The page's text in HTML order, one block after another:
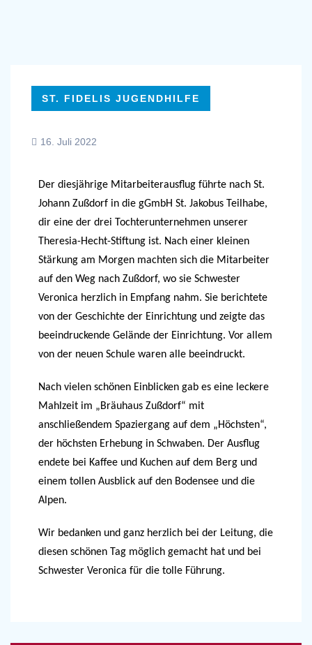
ST. FIDELIS JUGENDHILFE
16. Juli 2022
Der diesjährige Mitarbeiterausflug führte nach St.
Johann Zußdorf in die gGmbH St. Jakobus Teilhabe,
dir eine der drei Tochterunternehmen unserer
Theresia-Hecht-Stiftung ist. Nach einer kleinen
Stärkung am Morgen machten sich die Mitarbeiter
auf den Weg nach Zußdorf, wo sie Schwester
Veronica herzlich in Empfang nahm. Sie berichtete
von der Geschichte der Einrichtung und zeigte das
beeindruckende Gelände der Einrichtung. Vor allem
von der neuen Schule waren alle beeindruckt.
Nach vielen schönen Einblicken gab es eine leckere
Mahlzeit im „Bräuhaus Zußdorf“ mit
anschließendem Spaziergang auf dem „Höchsten“,
der höchsten Erhebung in Schwaben. Der Ausflug
endete bei Kaffee und Kuchen auf dem Berg und
einem tollen Ausblick auf den Bodensee und die
Alpen.
Wir bedanken und ganz herzlich bei der Leitung, die
diesen schönen Tag möglich gemacht hat und bei
Schwester Veronica für die tolle Führung.